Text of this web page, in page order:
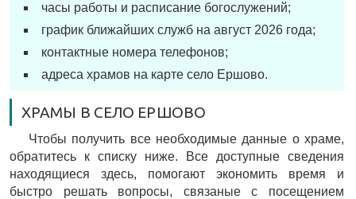
часы работы и расписание богослужений;
график ближайших служб на август 2026 года;
контактные номера телефонов;
адреса храмов на карте село Ершово.
ХРАМЫ В СЕЛО ЕРШОВО
Чтобы получить все необходимые данные о храме,
обратитесь к списку ниже. Все доступные сведения
находящиеся здесь, помогают экономить время и
быстро решать вопросы, связаные с посещением